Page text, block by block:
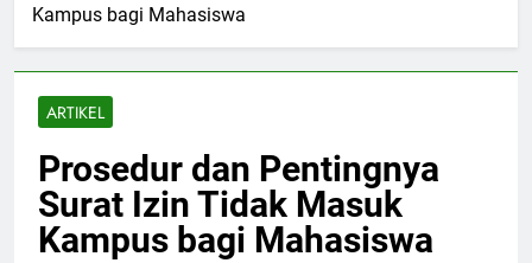
Kampus bagi Mahasiswa
ARTIKEL
Prosedur dan Pentingnya
Surat Izin Tidak Masuk
Kampus bagi Mahasiswa